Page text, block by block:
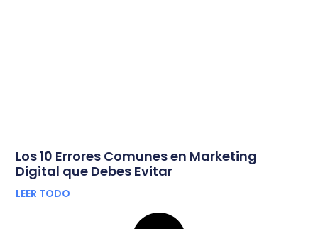
Los 10 Errores Comunes en Marketing
Digital que Debes Evitar
LEER TODO